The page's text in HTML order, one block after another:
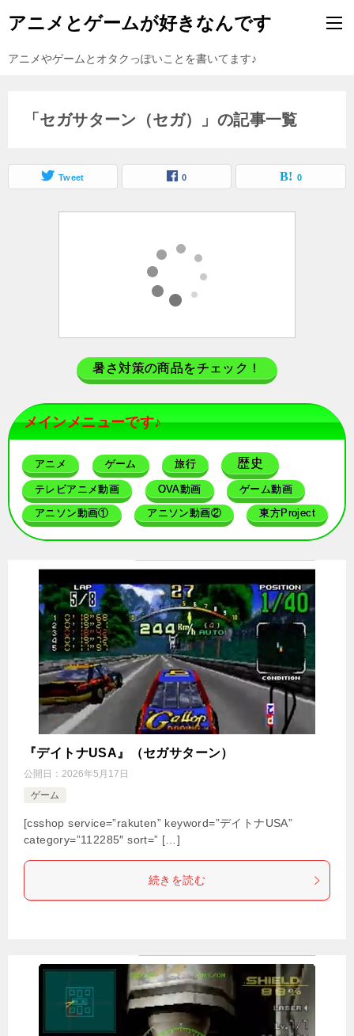
アニメとゲームが好きなんです
アニメやゲームとオタクっぽいことを書いてます♪
「セガサターン（セガ）」の記事一覧
Tweet 0 0
暑さ対策の商品をチェック！
メインメニューです♪
アニメ ゲーム 旅行 歴史
テレビアニメ動画 OVA動画 ゲーム動画
アニソン動画① アニソン動画② 東方Project
『デイトナUSA』（セガサターン）
公開日： 2026年5月17日
ゲーム
[csshop service=”rakuten” keyword=”デイトナUSA”
category=”112285″ sort=” […]
続きを読む